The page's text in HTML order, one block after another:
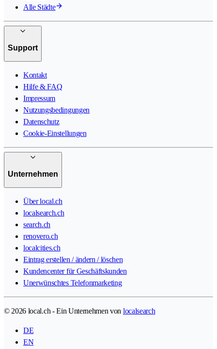
Alle Städte
Support
Kontakt
Hilfe & FAQ
Impressum
Nutzungsbedingungen
Datenschutz
Cookie-Einstellungen
Unternehmen
Über local.ch
localsearch.ch
search.ch
renovero.ch
localcities.ch
Eintrag erstellen / ändern / löschen
Kundencenter für Geschäftskunden
Unerwünschtes Telefonmarketing
© 2026 local.ch - Ein Unternehmen von localsearch
DE
EN